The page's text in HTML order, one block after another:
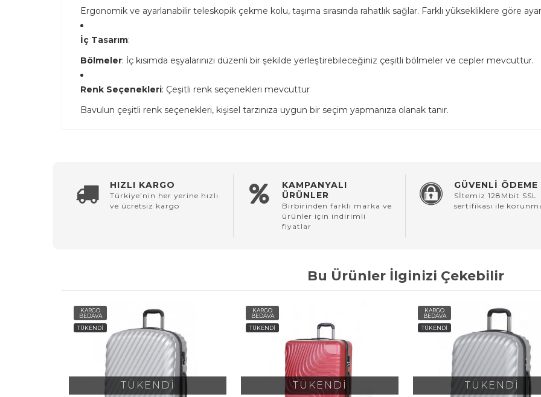
Ergonomik ve ayarlanabilir teleskopik çekme kolu, taşıma sırasında rahatlık sağlar. Farklı yüksekliklere göre
İç Tasarım:
Bölmeler: İç kısımda eşyalarınızı düzenli bir şekilde yerleştirebileceğiniz çeşitli bölmeler ve cepler mevcuttur.
Renk Seçenekleri: Çeşitli renk seçenekleri mevcuttur
Bavulun çeşitli renk seçenekleri, kişisel tarzınıza uygun bir seçim yapmanıza olanak tanır.
HIZLI KARGO
Türkiye’nin her yerine hızlı
ve ücretsiz kargo
KAMPANYALI
ÜRÜNLER
Birbirinden farklı marka ve
ürünler için indirimli
fiyatlar
GÜVENLİ ÖDEME
Sİtemiz 128Mbit SSL
sertifikası ile
Bu Ürünler İlginizi Çekebilir
KARGO
BEDAVA
TÜKENDİ
TÜKENDİ
KARGO
BEDAVA
TÜKENDİ
TÜKENDİ
KARGO
BEDAVA
TÜKENDİ
TÜKENDİ